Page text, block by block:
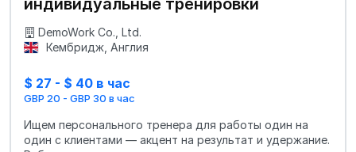
индивидуальные тренировки
DemoWork Co., Ltd.
Кембридж, Англия
$ 27 - $ 40 в час
GBP 20 - GBP 30 в час
Ищем персонального тренера для работы один на
один с клиентами — акцент на результат и удержание.